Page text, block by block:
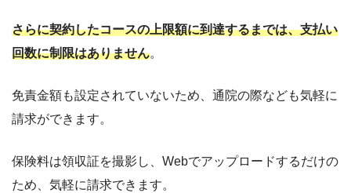
さらに契約したコースの上限額に到達するまでは、支払い
回数に制限はありません。
免責金額も設定されていないため、通院の際なども気軽に
請求ができます。
保険料は領収証を撮影し、Webでアップロードするだけの
ため、気軽に請求できます。